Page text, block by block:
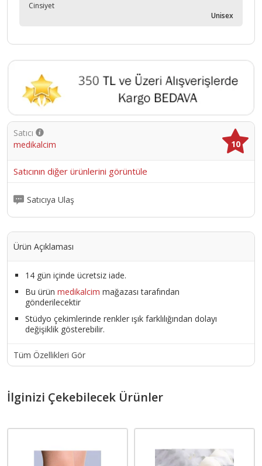
Cinsiyet
Unisex
Satıcı
medikalcim
10
Satıcının diğer ürünlerini görüntüle
Satıcıya Ulaş
Ürün Açıklaması
14 gün içinde ücretsiz iade.
Bu ürün medikalcim mağazası tarafından
gönderilecektir
Stüdyo çekimlerinde renkler ışık farklılığından dolayı
değişiklik gösterebilir.
Tüm Özellikleri Gör
İlginizi Çekebilecek Ürünler